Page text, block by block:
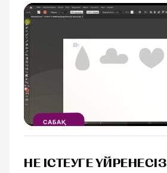
ESC
САБАҚ
НЕ ІСТЕУГЕ ҮЙРЕНЕСІЗ